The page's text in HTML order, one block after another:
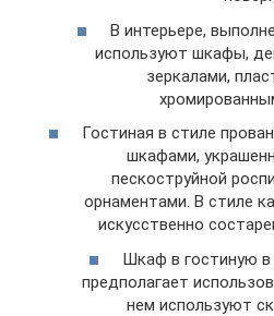
В интерьере,
используют шкафы,
зеркалами,
Гостиная в стиле
шкафами,
пескоструйной
орнаментами. В стиле
искусственно
Шкаф в гостиную
предполагает
нем используют